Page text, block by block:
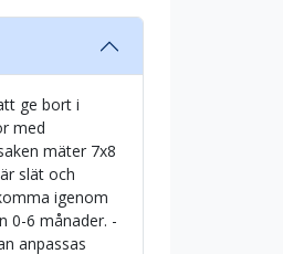
ge bort i
med
mäter 7x8
slät och
igenom
0-6 månader. -
anpassas